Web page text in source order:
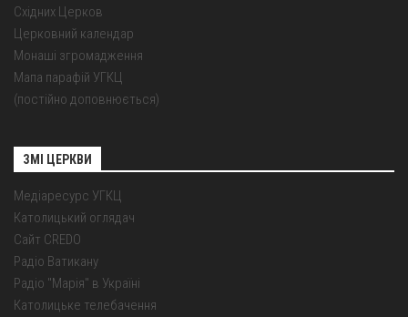
Східних Церков
Церковний календар
Монаші згромадження
Мапа парафій УГКЦ
(постійно доповнюється)
ЗМІ ЦЕРКВИ
Медіаресурс УГКЦ
Католицький оглядач
Сайт CREDO
Радіо Ватикану
Радіо "Марія" в Україні
Католицьке телебачення